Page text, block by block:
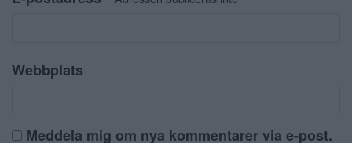
Webbplats
Meddela mig om nya kommentarer via e-post.